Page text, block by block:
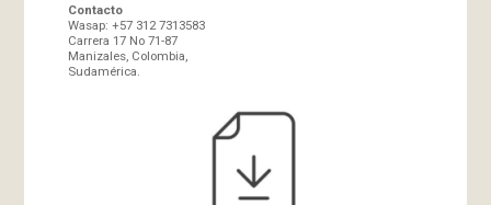
Contacto
Wasap: +57 312 7313583
Carrera 17 No 71-87
Manizales, Colombia,
Sudamérica.